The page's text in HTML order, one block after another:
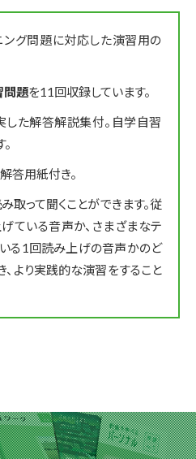
グ問題に対応した演習用の
問題を11回収録しています。
た解答解説集付。自学自習
答用紙付き。
取って聞くことができます。従
ている音声か、さまざまなテ
る1回読み上げの音声かのど
、より実践的な演習をすること